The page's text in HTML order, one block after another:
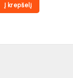
Į krepšelį